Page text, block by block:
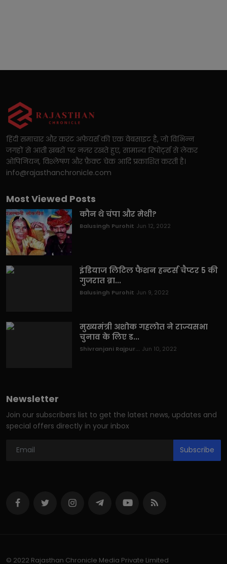
हिंदी समाचार और करंट अफेयर्स की एक वेबसाइट है, जो विभिन्न
जगहों से आती ख़बरों पर नज़र रखते हुए, सामान्य रिपोर्ट्स से लेकर
ओपिनियन, विश्लेषण और फ़ैक्ट चेक आदि प्रकाशित करती है।
info@rajasthanchronicle.com
Most Viewed Posts
कौन थे चंपा और मेथी?
Balusingh Purohit Jun 12, 2022
इंडियाज लिटिल फैशन हन्टर्स चैप्टर 5 की
गुजरात ब्रा...
Balusingh Purohit Jun 9, 2022
मुख्यमंत्री अशोक गहलोत ने राज्यसभा
चुनाव के लिए ड...
Shivranjani Rajpur... Jun 10, 2022
Newsletter
Join our subscribers list to get the latest news, updates and
special offers directly in your inbox
Subscribe
© 2022 Rajasthan Chronicle Media Private Limited